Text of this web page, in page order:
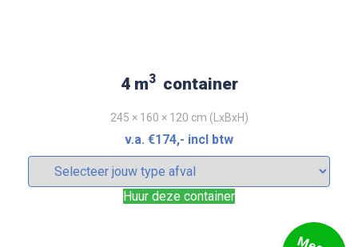
4 m3 container
245 × 160 × 120 cm (LxBxH)
v.a. €174,- incl btw
Huur deze container